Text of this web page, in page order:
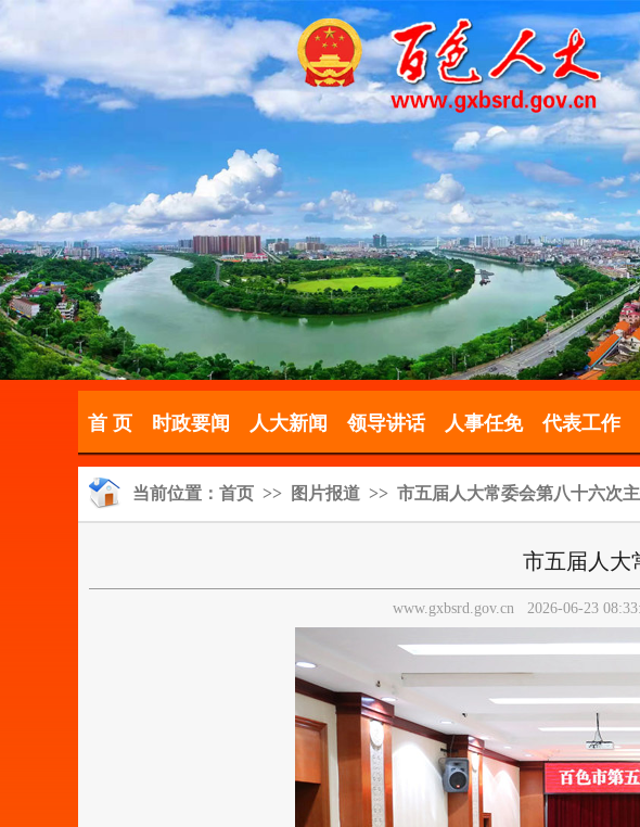
首 页 时政要闻 人大新闻 领导讲话 人事任免 代表工作
当前位置： 首页 >> 图片报道 >> 市五届人大常委会第八十六次
市五届人大
www.gxbsrd.gov.cn 2026-06-23